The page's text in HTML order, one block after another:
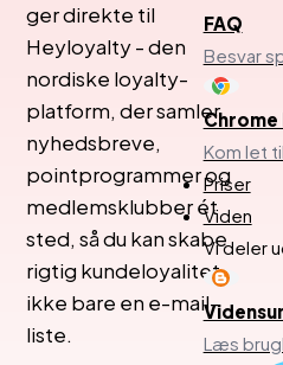
FAQ
Besvar
Chrome
Kom let
Priser
Viden
Vi deler
Læs
ger direkte til
Heyloyalty - den
nordiske loyalty-
platform, der samler
nyhedsbreve,
pointprogrammer og
medlemsklubber ét
sted, så du kan skabe
rigtig kundeloyalitet,
ikke bare en e-mail-
liste.